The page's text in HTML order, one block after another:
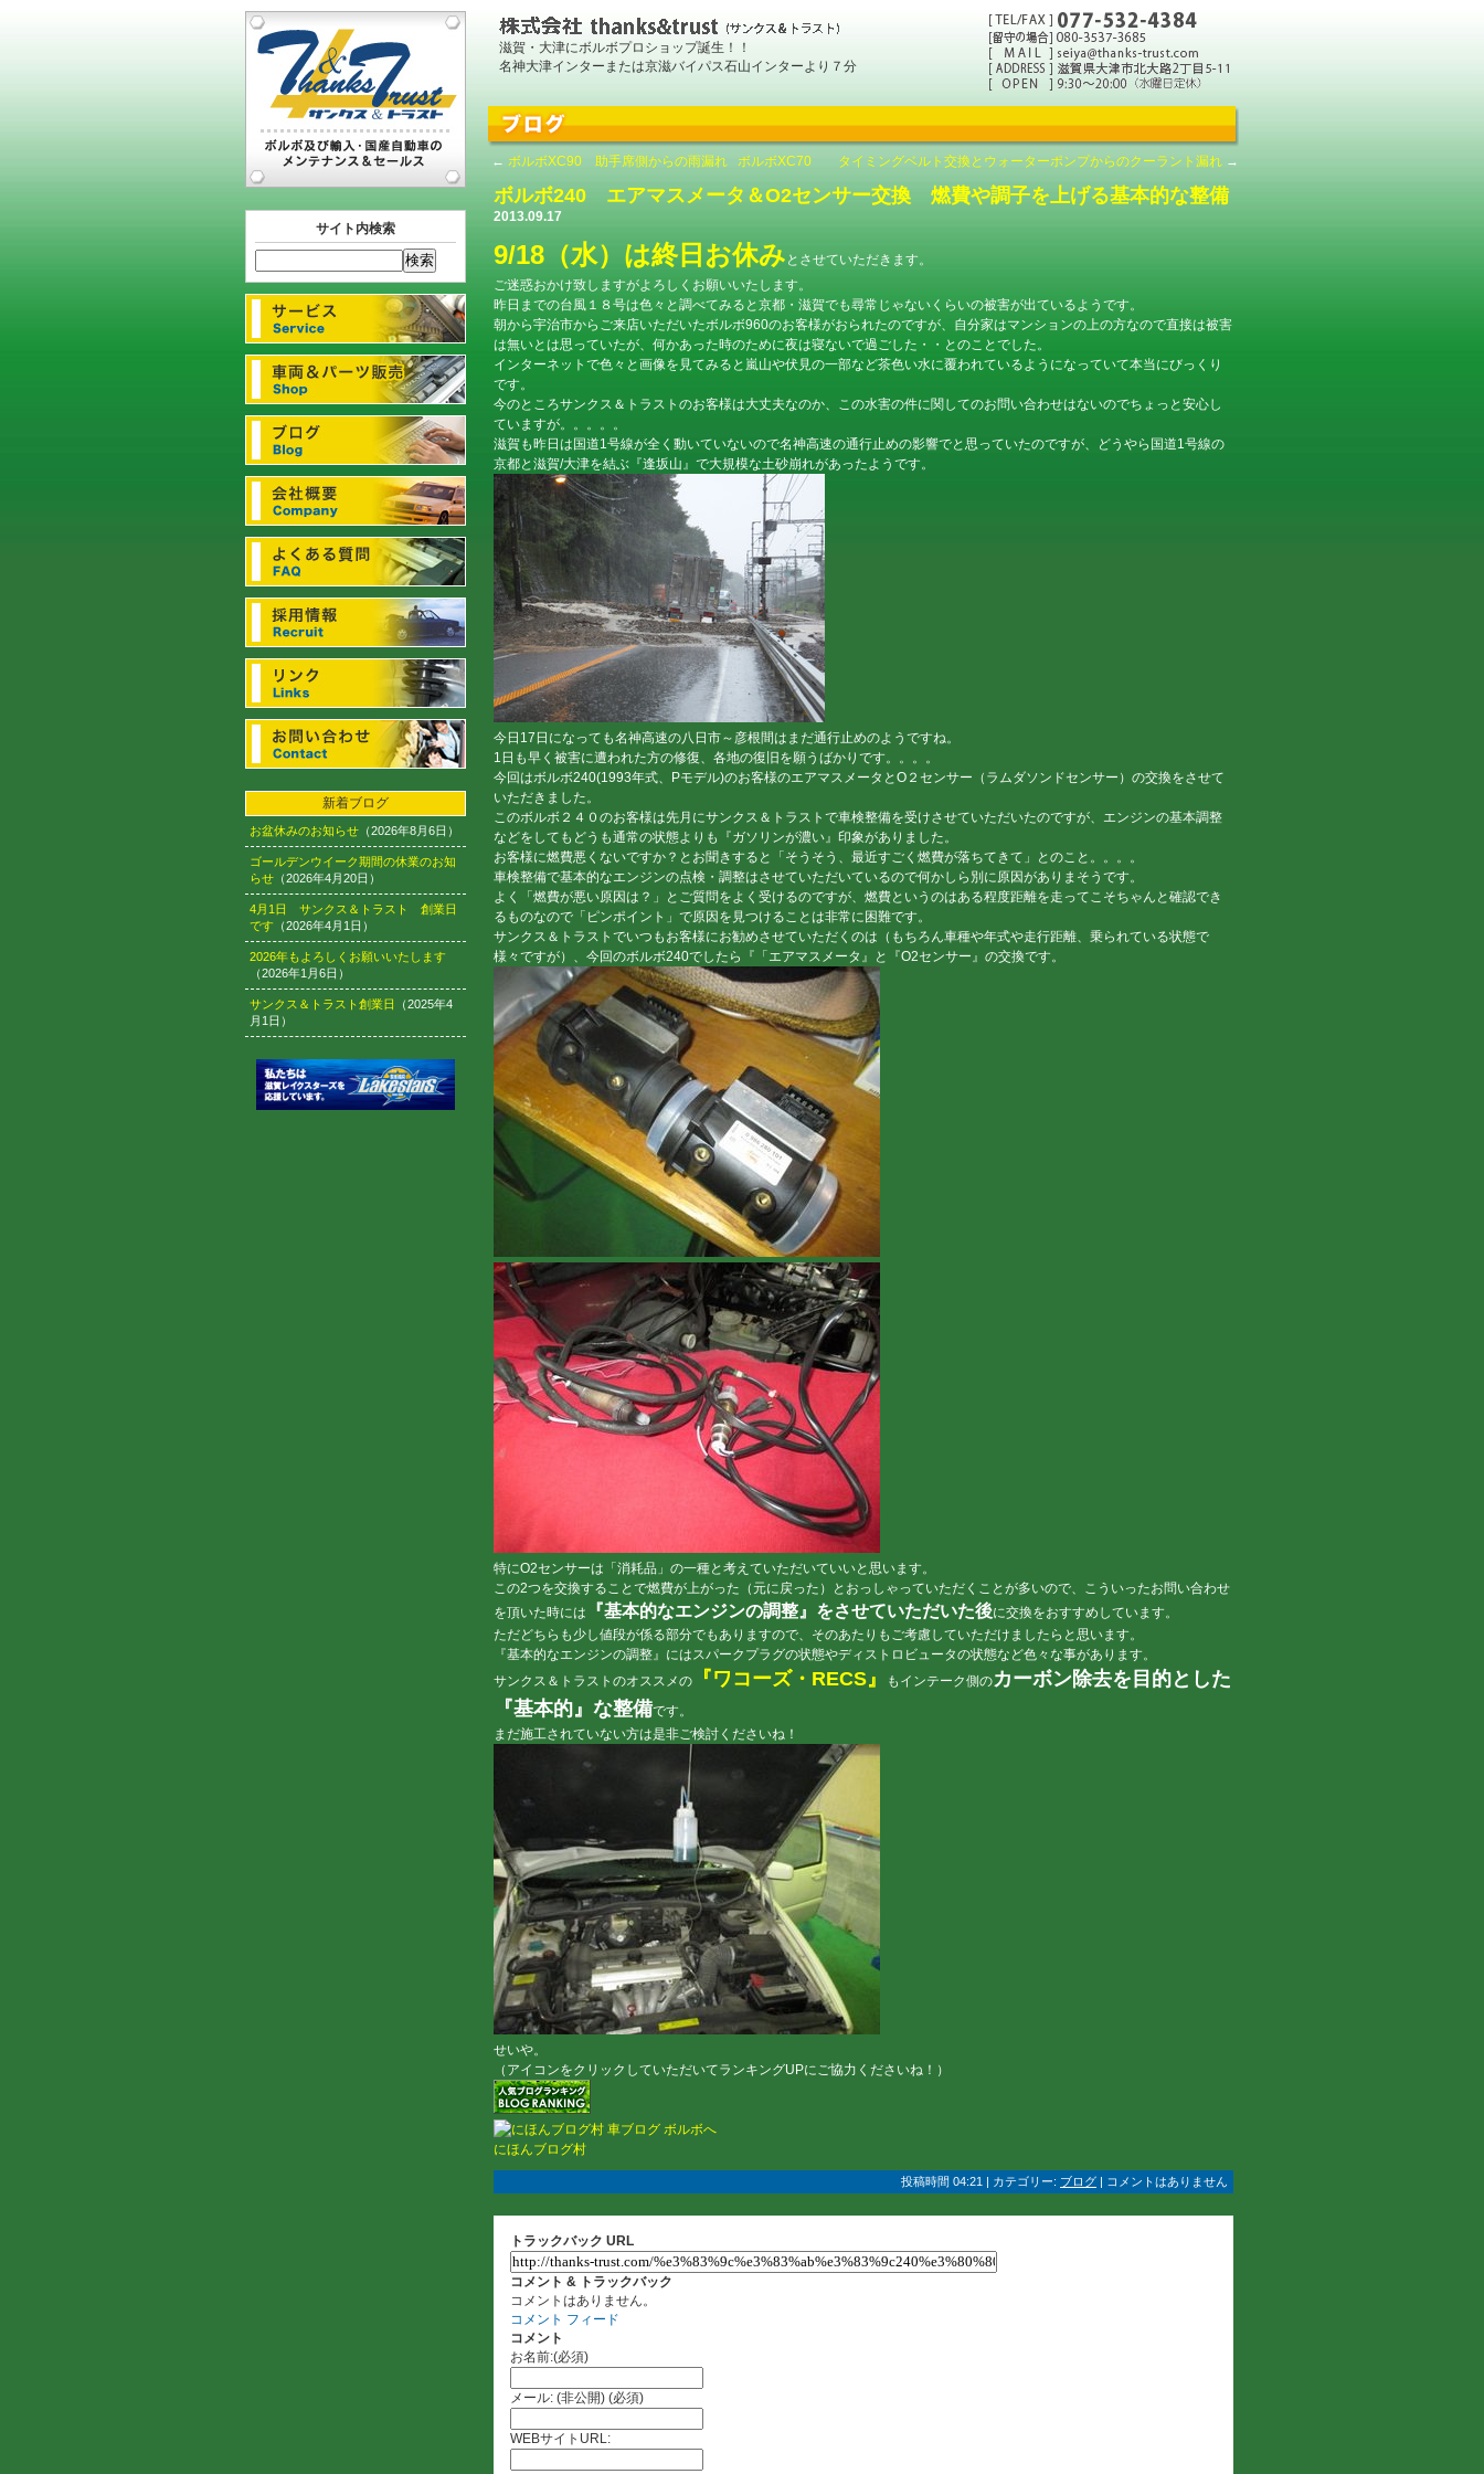
滋賀・大津にボルボプロショップ誕生！！
名神大津インターまたは京滋バイパス石山インターより７分
サイト内検索
新着ブログ
お盆休みのお知らせ （2026年8月6日）
ゴールデンウイーク期間の休業のお知
らせ （2026年4月20日）
4月1日 サンクス＆トラスト 創業日
です （2026年4月1日）
2026年もよろしくお願いいたします
（2026年1月6日）
サンクス＆トラスト創業日
（2025年4
月1日）
← ボルボXC90 助手席側からの雨漏れ ボルボXC70 タイミングベルト交換とウォーターポンプからのクーラント漏れ →
ボルボ240 エアマスメータ＆O2センサー交換 燃費や調子を上げる基本的な整備
2013.09.17
9/18（水）は終日お休み とさせていただきます。
ご迷惑おかけ致しますがよろしくお願いいたします。
昨日までの台風１８号は色々と調べてみると京都・滋賀でも尋常じゃないくらいの被害が出ているようです。
朝から宇治市からご来店いただいたボルボ960のお客様がおられたのですが、自分家はマンションの上の方なので直接は被害
は無いとは思っていたが、何かあった時のために夜は寝ないで過ごした・・とのことでした。
インターネットで色々と画像を見てみると嵐山や伏見の一部など茶色い水に覆われているようになっていて本当にびっくり
です。
今のところサンクス＆トラストのお客様は大丈夫なのか、この水害の件に関してのお問い合わせはないのでちょっと安心し
ていますが。。。。。
滋賀も昨日は国道1号線が全く動いていないので名神高速の通行止めの影響でと思っていたのですが、どうやら国道1号線の
京都と滋賀/大津を結ぶ『逢坂山』で大規模な土砂崩れがあったようです。
今日17日になっても名神高速の八日市～彦根間はまだ通行止めのようですね。
1日も早く被害に遭われた方の修復、各地の復旧を願うばかりです。。。。
今回はボルボ240(1993年式、Pモデル)のお客様のエアマスメータとO２センサー（ラムダソンドセンサー）の交換をさせて
いただきました。
このボルボ２４０のお客様は先月にサンクス＆トラストで車検整備を受けさせていただいたのですが、エンジンの基本調整
などをしてもどうも通常の状態よりも『ガソリンが濃い』印象がありました。
お客様に燃費悪くないですか？とお聞きすると「そうそう、最近すごく燃費が落ちてきて」とのこと。。。。
車検整備で基本的なエンジンの点検・調整はさせていただいているので何かしら別に原因がありまそうです。
よく「燃費が悪い原因は？」とご質問をよく受けるのですが、燃費というのはある程度距離を走ってこそちゃんと確認でき
るものなので「ピンポイント」で原因を見つけることは非常に困難です。
サンクス＆トラストでいつもお客様にお勧めさせていただくのは（もちろん車種や年式や走行距離、乗られている状態で
様々ですが）、今回のボルボ240でしたら『「エアマスメータ』と『O2センサー』の交換です。
特にO2センサーは「消耗品」の一種と考えていただいていいと思います。
この2つを交換することで燃費が上がった（元に戻った）とおっしゃっていただくことが多いので、こういったお問い合わせ
を頂いた時には
『基本的なエンジンの調整』をさせていただいた後に交換をおすすめしています。
ただどちらも少し値段が係る部分でもありますので、そのあたりもご考慮していただけましたらと思います。
『基本的なエンジンの調整』にはスパークプラグの状態やディストロビュータの状態など色々な事があります。
サンクス＆トラストのオススメの
『ワコーズ・RECS』 もインテーク側のカーボン除去を目的とした
『基本的』な整備です。
まだ施工されていない方は是非ご検討くださいね！
せいや。
（アイコンをクリックしていただいてランキングUPにご協力くださいね！）
にほんブログ村
投稿時間 04:21 | カテゴリー: ブログ | コメントはありません
トラックバック URL
コメント & トラックバック
コメントはありません。
コメント フィード
コメント
お名前:(必須)
メール: (非公開) (必須)
WEBサイトURL: